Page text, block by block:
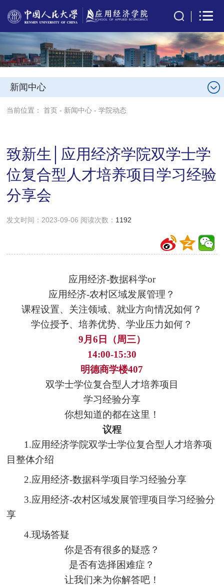
新闻中心
当前位置：首页 - 新闻中心 -学院动态
致新生│应用经济学院双学士学
位复合型人才培养项目学习经验
分享会
发文时间：2023-09-06 阅读次数： 1192
应用经济-数据科学or
应用经济-农村区域发展管理？
课程设置、关注领域、就业方向情况如何？
学位授予、培养优势、学业压力如何？
9月6日（周三）
14:00-15:30
明德商学楼407
双学士学位复合型人才培养项目
学习经验分享
你想知道的都在这里！
议程
1.应用经济学院双学士学位复合型人才培养项
目整体介绍
2.应用经济-数据科学项目学习经验分享
3.应用经济-农村区域发展管理项目学习经验分
享
4.现场答疑
你是否有很多的疑惑？
是否有选择困难症？
让我们来为你解答吧！